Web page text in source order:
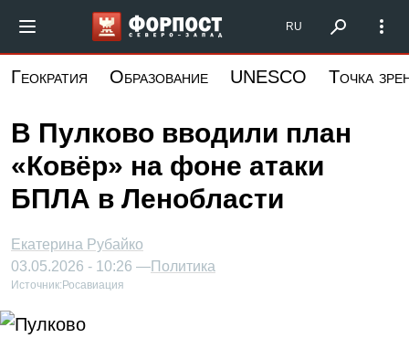
основному
Форпост Северо-Запад
RU
Геократия Образование UNESCO Точка
В Пулково вводили план
«Ковёр» на фоне атаки
БПЛА в Ленобласти
Екатерина Рубайко
03.05.2026 - 10:26 —Политика
Источник: Росавиация